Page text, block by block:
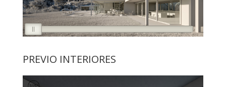
PREVIO INTERIORES